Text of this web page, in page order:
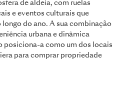
de aldeia, com ruelas
e eventos culturais que
do ano. A sua combinação
urbana e dinâmica
posiciona-a como um dos locais
para comprar propriedade